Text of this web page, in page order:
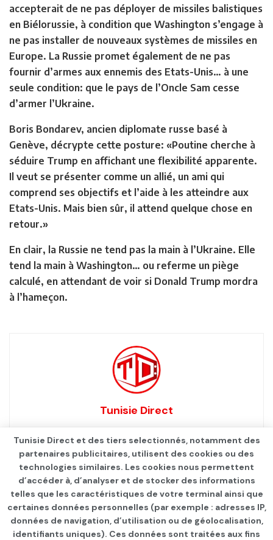
accepterait de ne pas déployer de missiles balistiques
en Biélorussie, à condition que Washington s’engage à
ne pas installer de nouveaux systèmes de missiles en
Europe. La Russie promet également de ne pas
fournir d’armes aux ennemis des Etats-Unis… à une
seule condition: que le pays de l’Oncle Sam cesse
d’armer l’Ukraine.
Boris Bondarev, ancien diplomate russe basé à
Genève, décrypte cette posture: «Poutine cherche à
séduire Trump en affichant une flexibilité apparente.
Il veut se présenter comme un allié, un ami qui
comprend ses objectifs et l’aide à les atteindre aux
Etats-Unis. Mais bien sûr, il attend quelque chose en
retour.»
En clair, la Russie ne tend pas la main à l’Ukraine. Elle
tend la main à Washington… ou referme un piège
calculé, en attendant de voir si Donald Trump mordra
à l’hameçon.
Tunisie Direct
Tunisie Direct et des tiers selectionnés, notamment des
partenaires publicitaires, utilisent des cookies ou des
technologies similaires. Les cookies nous permettent
d’accéder à, d’analyser et de stocker des informations
telles que les caractéristiques de votre terminal ainsi que
certaines données personnelles (par exemple : adresses IP,
données de navigation, d’utilisation ou de géolocalisation,
identifiants uniques). Ces données sont traitées aux fins